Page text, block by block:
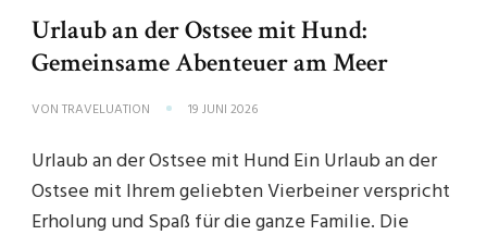
Urlaub an der Ostsee mit Hund:
Gemeinsame Abenteuer am Meer
VON TRAVELUATION 19 JUNI 2026
Urlaub an der Ostsee mit Hund Ein Urlaub an der
Ostsee mit Ihrem geliebten Vierbeiner verspricht
Erholung und Spaß für die ganze Familie. Die